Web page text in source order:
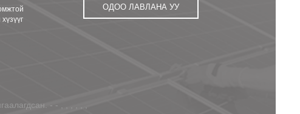
Dupont Nomex
Paper 400 цуврал
ОДОО ЛАВЛАНА УУ
- - , , , , , ,